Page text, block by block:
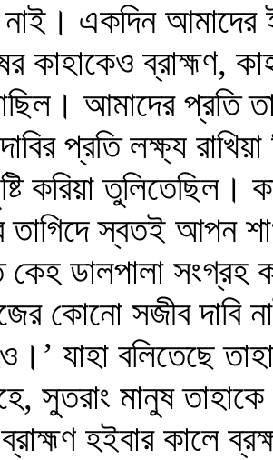
একদিন আমাদের
কাহাকেও ব্রাহ্মণ,
আমাদের প্রতি
প্রতি লক্ষ্য
করিয়া তুলিতেছিল।
তাগিদে স্বতই আপন
কেহ ডালপালা সংগ্রহ
কোনো সজীব দাবি
যাহা বলিতেছে
সুতরাং মানুষ তাহাকে
হইবার কালে